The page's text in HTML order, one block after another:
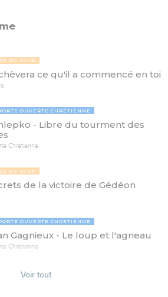
DU JOUR
ce qu'il a commencé en toi
OUVERTE CHRÉTIENNE
- Libre du tourment des
Chrétienne
DU JOUR
de la victoire de Gédéon
OUVERTE CHRÉTIENNE
Gagnieux - Le loup et l'agneau
Chrétienne
Voir tout